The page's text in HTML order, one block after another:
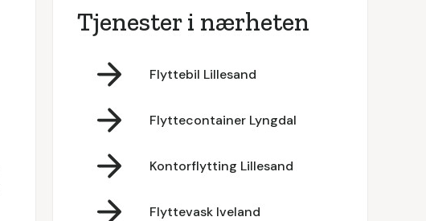
Tjenester i nærheten
Flyttebil Lillesand
Flyttecontainer Lyngdal
Kontorflytting Lillesand
Flyttevask Iveland